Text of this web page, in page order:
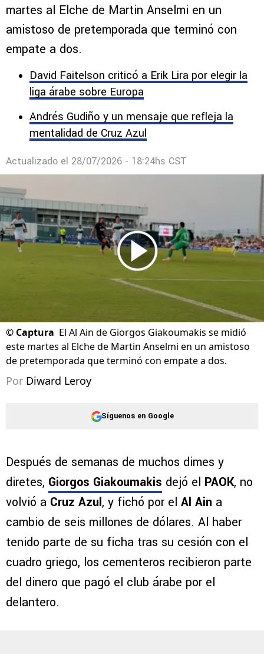
martes al Elche de Martin Anselmi en un
amistoso de pretemporada que terminó con
empate a dos.
David Faitelson criticó a Erik Lira por elegir la
liga árabe sobre Europa
Andrés Gudiño y un mensaje que refleja la
mentalidad de Cruz Azul
Actualizado el 28/07/2026 - 18:24hs CST
© Captura El Al Ain de Giorgos Giakoumakis se midió
este martes al Elche de Martin Anselmi en un amistoso
de pretemporada que terminó con empate a dos.
Por Diward Leroy
Síguenos en Google
Después de semanas de muchos dimes y
diretes, Giorgos Giakoumakis dejó el PAOK, no
volvió a Cruz Azul, y fichó por el Al Ain a
cambio de seis millones de dólares. Al haber
tenido parte de su ficha tras su cesión con el
cuadro griego, los cementeros recibieron parte
del dinero que pagó el club árabe por el
delantero.